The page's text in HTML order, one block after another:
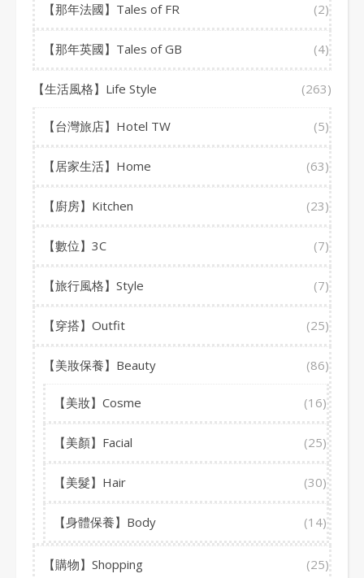
【那年法國】Tales of FR (2)
【那年英國】Tales of GB (4)
【生活風格】Life Style (263)
【台灣旅店】Hotel TW (5)
【居家生活】Home (63)
【廚房】Kitchen (23)
【數位】3C (7)
【旅行風格】Style (7)
【穿搭】Outfit (25)
【美妝保養】Beauty (86)
【美妝】Cosme (16)
【美顏】Facial (25)
【美髮】Hair (30)
【身體保養】Body (14)
【購物】Shopping (25)